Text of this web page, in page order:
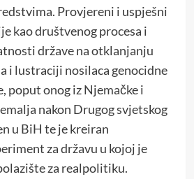
Provjereni i uspješni
kao društvenog procesa i
države na otklanjanju
i lustraciji nosilaca genocidne
poput onog iz Njemačke i
nakon Drugog svjetskog
u BiH te je kreiran
za državu u kojoj je
za realpolitiku.